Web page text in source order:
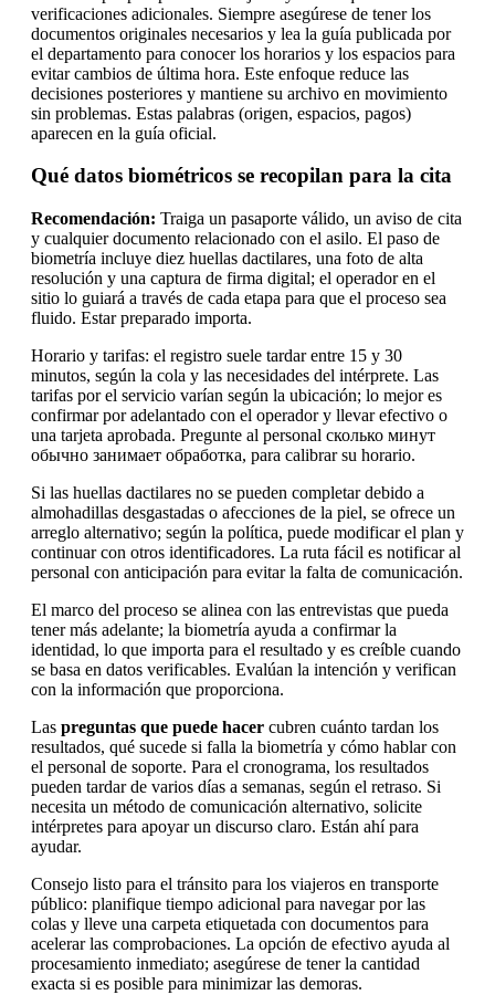
verificaciones adicionales. Siempre asegúrese de tener los
documentos originales necesarios y lea la guía publicada por
el departamento para conocer los horarios y los espacios para
evitar cambios de última hora. Este enfoque reduce las
decisiones posteriores y mantiene su archivo en movimiento
sin problemas. Estas palabras (origen, espacios, pagos)
aparecen en la guía oficial.
Qué datos biométricos se recopilan para la cita
Recomendación: Traiga un pasaporte válido, un aviso de cita
y cualquier documento relacionado con el asilo. El paso de
biometría incluye diez huellas dactilares, una foto de alta
resolución y una captura de firma digital; el operador en el
sitio lo guiará a través de cada etapa para que el proceso sea
fluido. Estar preparado importa.
Horario y tarifas: el registro suele tardar entre 15 y 30
minutos, según la cola y las necesidades del intérprete. Las
tarifas por el servicio varían según la ubicación; lo mejor es
confirmar por adelantado con el operador y llevar efectivo o
una tarjeta aprobada. Pregunte al personal сколько минут
обычно занимает обработка, para calibrar su horario.
Si las huellas dactilares no se pueden completar debido a
almohadillas desgastadas o afecciones de la piel, se ofrece un
arreglo alternativo; según la política, puede modificar el plan y
continuar con otros identificadores. La ruta fácil es notificar al
personal con anticipación para evitar la falta de comunicación.
El marco del proceso se alinea con las entrevistas que pueda
tener más adelante; la biometría ayuda a confirmar la
identidad, lo que importa para el resultado y es creíble cuando
se basa en datos verificables. Evalúan la intención y verifican
con la información que proporciona.
Las preguntas que puede hacer cubren cuánto tardan los
resultados, qué sucede si falla la biometría y cómo hablar con
el personal de soporte. Para el cronograma, los resultados
pueden tardar de varios días a semanas, según el retraso. Si
necesita un método de comunicación alternativo, solicite
intérpretes para apoyar un discurso claro. Están ahí para
ayudar.
Consejo listo para el tránsito para los viajeros en transporte
público: planifique tiempo adicional para navegar por las
colas y lleve una carpeta etiquetada con documentos para
acelerar las comprobaciones. La opción de efectivo ayuda al
procesamiento inmediato; asegúrese de tener la cantidad
exacta si es posible para minimizar las demoras.